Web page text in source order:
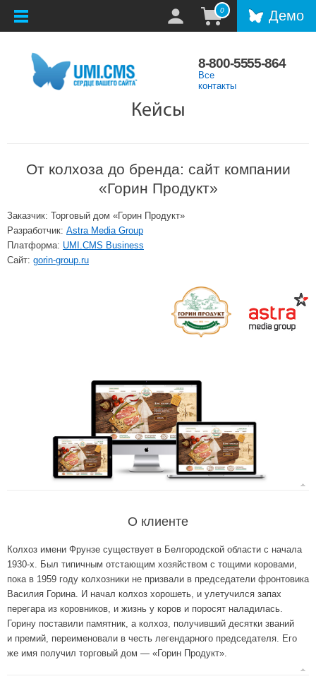
0 Демо
8-800-5555-864
Все
контакты
Кейсы
От колхоза до бренда: сайт компании
«Горин Продукт»
Заказчик: Торговый дом «Горин Продукт»
Разработчик: Astra Media Group
Платформа: UMI.CMS Business
Сайт: gorin-group.ru
О клиенте
Колхоз имени Фрунзе существует в Белгородской области с начала
1930-х. Был типичным отстающим хозяйством с тощими коровами,
пока в 1959 году колхозники не призвали в председатели фронтовика
Василия Горина. И начал колхоз хорошеть, и улетучился запах
перегара из коровников, и жизнь у коров и поросят наладилась.
Горину поставили памятник, а колхоз, получивший десятки званий
и премий, переименовали в честь легендарного председателя. Его
же имя получил торговый дом — «Горин Продукт».